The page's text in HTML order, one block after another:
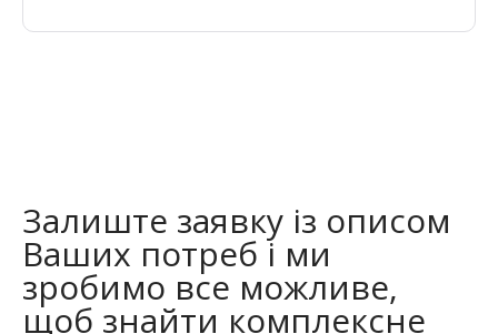
Залиште заявку із описом
Ваших потреб і ми
зробимо все можливе,
щоб знайти комплексне